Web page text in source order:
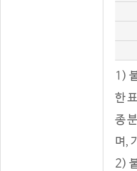
1)
한
종
며,
2)